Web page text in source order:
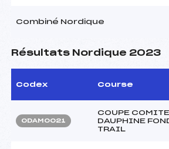
Combiné Nordique
Résultats Nordique 2023
Codex Course
ODAM0021
COUPE COMITE
DAUPHINE
TRAIL